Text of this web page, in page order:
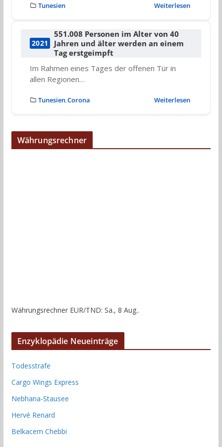
Tunesien Weiterlesen
2021
551.008 Personen im Alter von 40
Jahren und älter werden an einem
Tag erstgeimpft
Im Rahmen eines Tages der offenen Tür in
allen Regionen…
Tunesien, Corona Weiterlesen
Währungsrechner
Währungsrechner EUR/TND: Sa., 8 Aug..
Enzyklopädie Neueinträge
Todesstrafe
Cargo Wings Express
Nebhana-Stausee
Hervé Renard
Belkacem Chebbi